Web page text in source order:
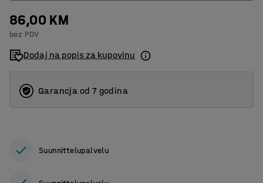
Fixed wheels
Okretni kotači
Okretni kotači sa kočnicom
86,00 KM
bez PDV
Dodaj na popis za kupovinu
Garancja od 7 godina
Suunnittelupalvelu